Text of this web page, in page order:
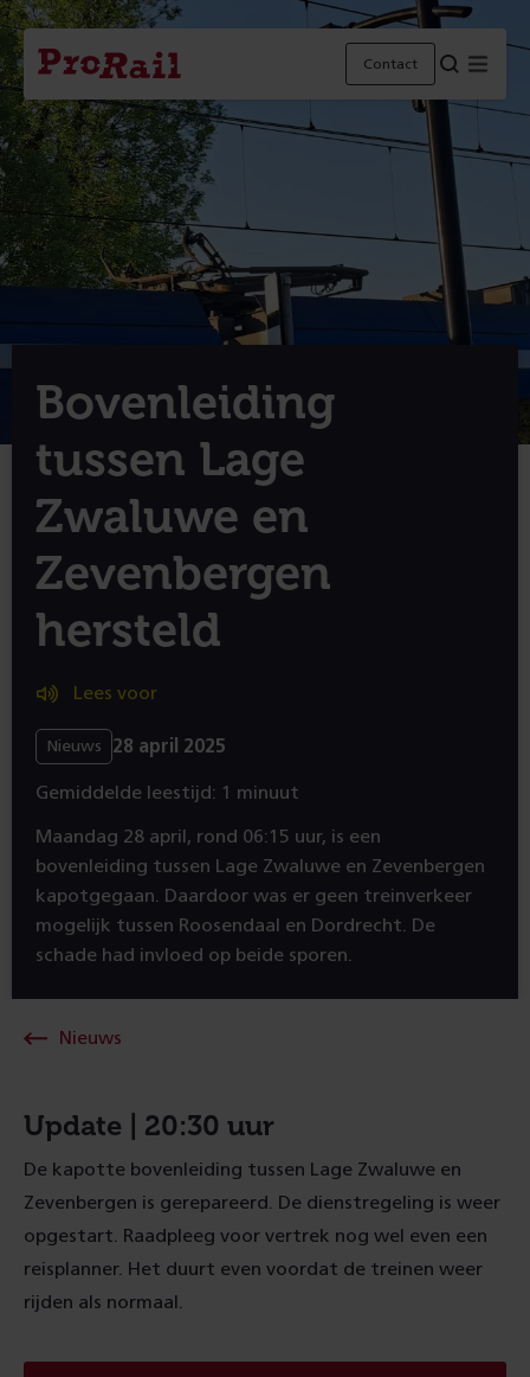
Navigatie
Homepage
ProRail
Contact
Bovenleiding
tussen Lage
Zwaluwe en
Zevenbergen
hersteld
Lees voor
Nieuws 28 april 2025
Gemiddelde leestijd: 1 minuut
Maandag 28 april, rond 06:15 uur, is een
bovenleiding tussen Lage Zwaluwe en Zevenbergen
kapotgegaan. Daardoor was er geen treinverkeer
mogelijk tussen Roosendaal en Dordrecht. De
schade had invloed op beide sporen.
Nieuws
Update | 20:30 uur
De kapotte bovenleiding tussen Lage Zwaluwe en
Zevenbergen is gerepareerd. De dienstregeling is weer
opgestart. Raadpleeg voor vertrek nog wel even een
reisplanner. Het duurt even voordat de treinen weer
rijden als normaal.